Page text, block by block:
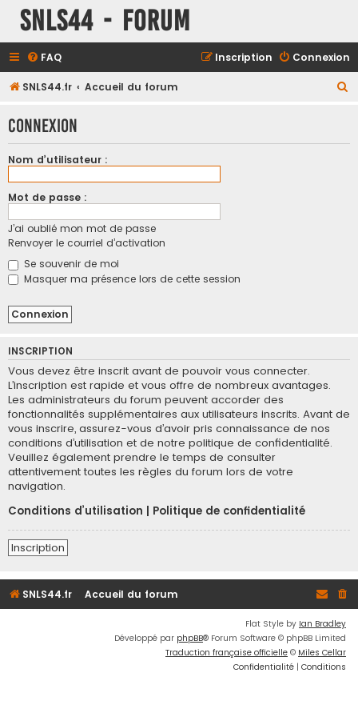
SNLS44 - Forum
FAQ Connexion
Inscription
SNLS44.fr Accueil du forum
h
Connexion
Nom d’utilisateur :
Mot de passe :
J’ai oublié mon mot de passe
Renvoyer le courriel d’activation
Se souvenir de moi
Masquer ma présence lors de cette session
INSCRIPTION
Vous devez être inscrit avant de pouvoir vous connecter.
L’inscription est rapide et vous offre de nombreux avantages.
Les administrateurs du forum peuvent accorder des
fonctionnalités supplémentaires aux utilisateurs inscrits. Avant de
vous inscrire, assurez-vous d’avoir pris connaissance de nos
conditions d’utilisation et de notre politique de confidentialité.
Veuillez également prendre le temps de consulter
attentivement toutes les règles du forum lors de votre
navigation.
Conditions d’utilisation
Politique de confidentialité
Inscription
SNLS44.fr Accueil du forum
Flat Style by Ian Bradley
Développé par phpBB® Forum Software © phpBB Limited
Traduction française officielle © Miles Cellar
Confidentialité | Conditions